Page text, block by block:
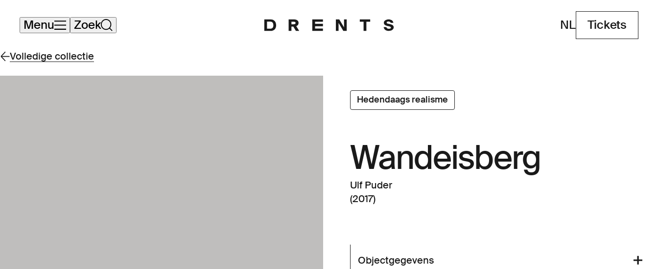
Navigatie
overslaan
Menu Zoek NL Tickets
Tickets
Volledige collectie
Hedendaags realisme
Wandeisberg
Ulf Puder
(2017)
Objectgegevens